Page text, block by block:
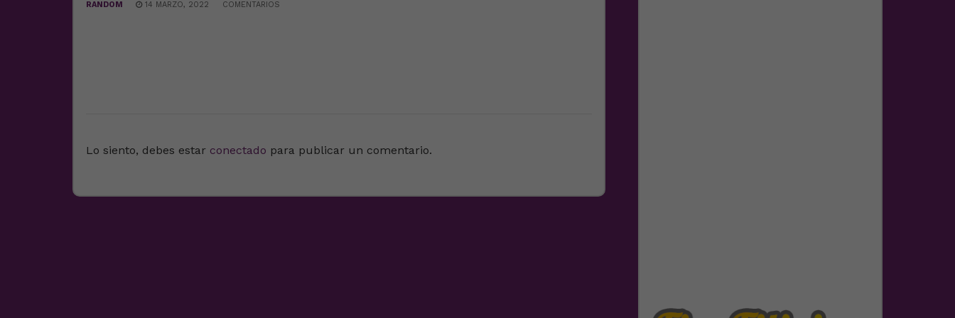
RANDOM 14 MARZO, 2022 COMENTARIOS
Lo siento, debes estar conectado para publicar un comentario.